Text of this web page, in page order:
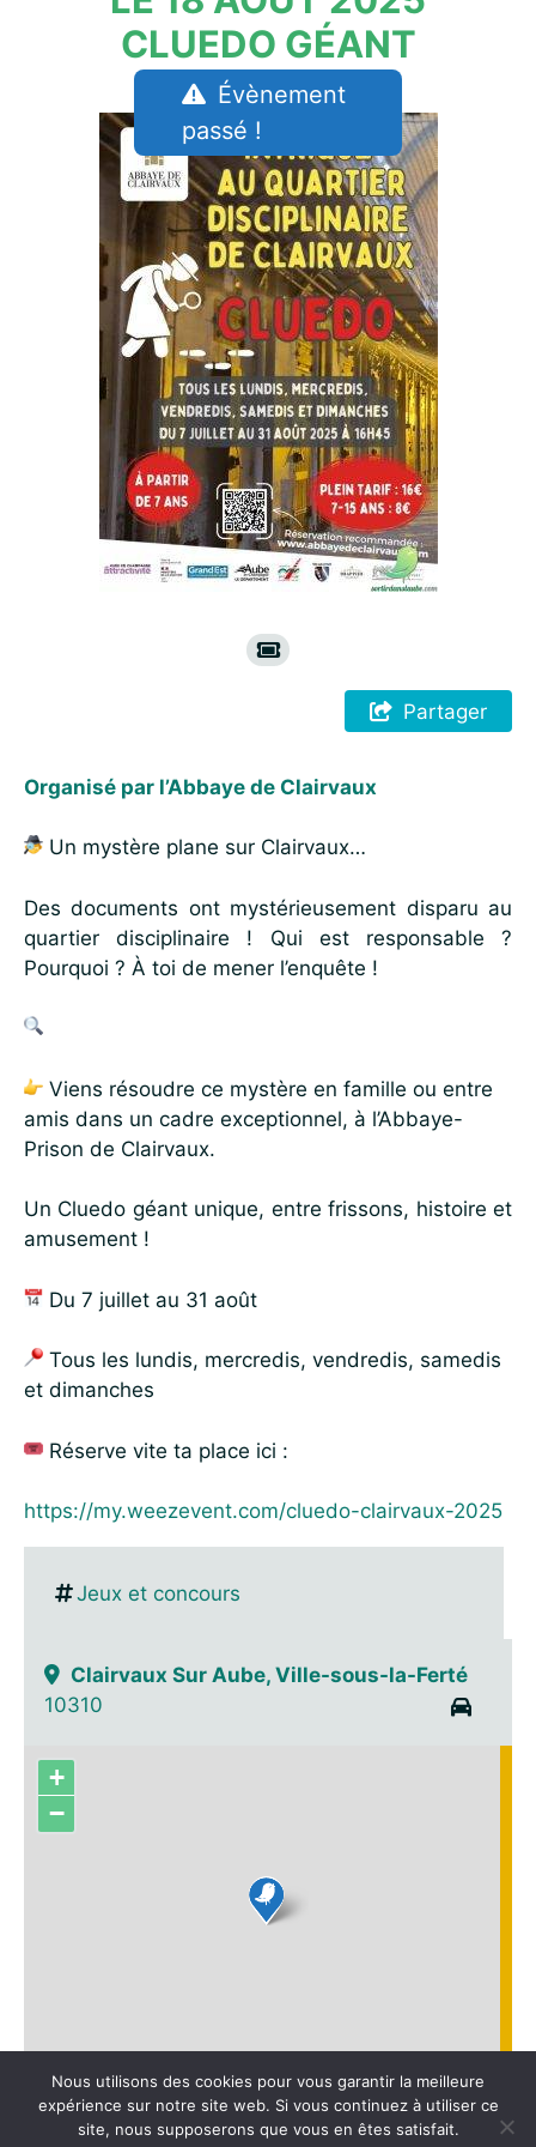
CLUEDO GÉANT
Évènement
passé !
Partager
Organisé par l’Abbaye de Clairvaux
Un mystère plane sur Clairvaux…
Des documents ont mystérieusement disparu au
quartier disciplinaire ! Qui est responsable ?
Pourquoi ? À toi de mener l’enquête !
Viens résoudre ce mystère en famille ou entre
amis dans un cadre exceptionnel, à l’Abbaye-
Prison de Clairvaux.
Un Cluedo géant unique, entre frissons, histoire et
amusement !
Du 7 juillet au 31 août
Tous les lundis, mercredis, vendredis, samedis
et dimanches
Réserve vite ta place ici :
https://my.weezevent.com/cluedo-clairvaux-2025
Jeux et concours
Clairvaux Sur Aube, Ville-sous-la-Ferté
10310
+
−
Leaflet |Fond de carte : ©OpenStreetMapadapté par Média
Bouquetin
Nous utilisons des cookies pour vous garantir la meilleure
expérience sur notre site web. Si vous continuez à utiliser ce
site, nous supposerons que vous en êtes satisfait.